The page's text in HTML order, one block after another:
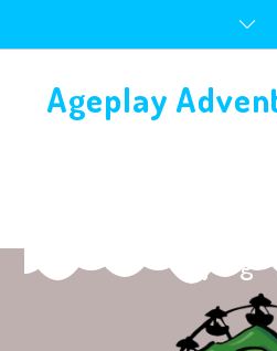
Ageplay
Vrijdag